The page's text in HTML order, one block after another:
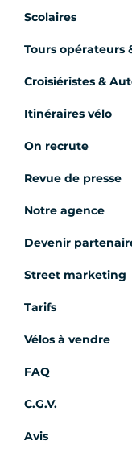
Scolaires
Tours opérateurs
Croisiéristes &
Itinéraires vélo
On recrute
Revue de presse
Notre agence
Devenir
Street marketing
Tarifs
Vélos à vendre
FAQ
C.G.V.
Avis